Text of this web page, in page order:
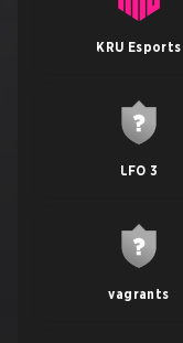
KRU Esports
LFO 3
vagrants